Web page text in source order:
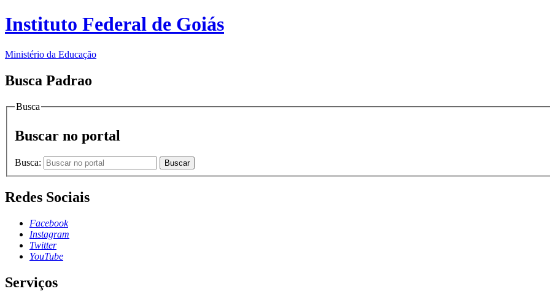
Instituto Federal de Goiás
Ministério da Educação
Busca Padrao
Busca
Buscar no portal
Busca: Buscar
Redes Sociais
Facebook
Instagram
Twitter
YouTube
Serviços